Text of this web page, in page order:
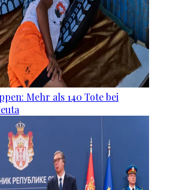
Mehr als 140 Tote bei